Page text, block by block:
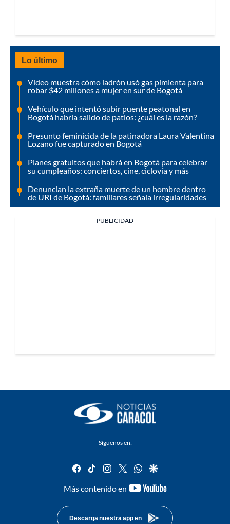
Lo último
Video muestra cómo ladrón usó gas pimienta para
robar $42 millones a mujer en sur de Bogotá
Vehículo que intentó subir puente peatonal en
Bogotá habría salido de patios: ¿cuál es la razón?
Presunto feminicida de la patinadora Laura Valentina
Lozano fue capturado en Bogotá
Planes gratuitos que habrá en Bogotá para celebrar
su cumpleaños: conciertos, cine, ciclovía y más
Denuncian la extraña muerte de un hombre dentro
de URI de Bogotá: familiares señala irregularidades
PUBLICIDAD
Síguenos en:
facebook
tiktok instagram
twitterwhatsapp
google
Más contenido en
youtube-
Descarga nuestra app en